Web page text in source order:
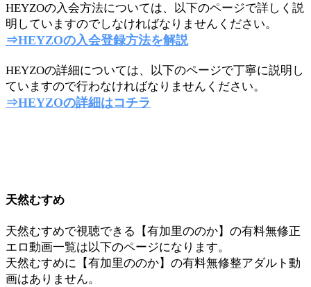
HEYZOの入会方法については、以下のページで詳しく説
明していますのでしなければなりませんください。
⇒HEYZOの入会登録方法を解説
HEYZOの詳細については、以下のページで丁寧に説明し
ていますので行わなければなりませんください。
⇒HEYZOの詳細はコチラ
天然むすめ
天然むすめで視聴できる【有加里ののか】の有料無修正
エロ動画一覧は以下のページになります。
天然むすめに【有加里ののか】の有料無修整アダルト動
画はありません。